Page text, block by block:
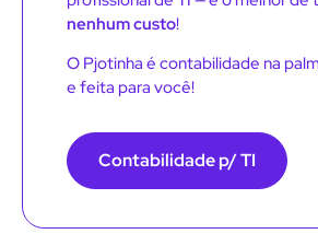
nenhum custo!
O Pjotinha é contabilidade na
e feita para você!
Contabilidade p/ TI